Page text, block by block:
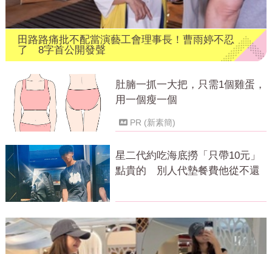
田路路痛批不配當演藝工會理事長！曹雨婷不忍
了 8字首公開發聲
肚腩一抓一大把，只需1個雞蛋，
用一個瘦一個
PR (新素簡)
星二代約吃海底撈「只帶10元」
點貴的 別人代墊餐費他從不還